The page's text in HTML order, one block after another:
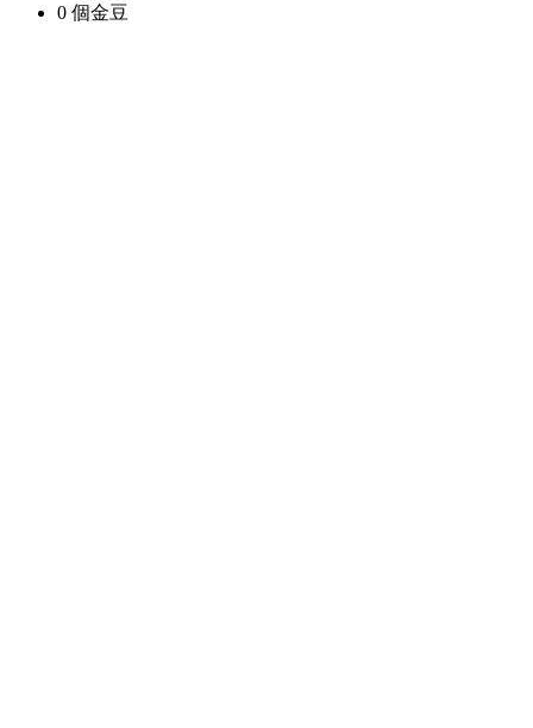
0 個金豆